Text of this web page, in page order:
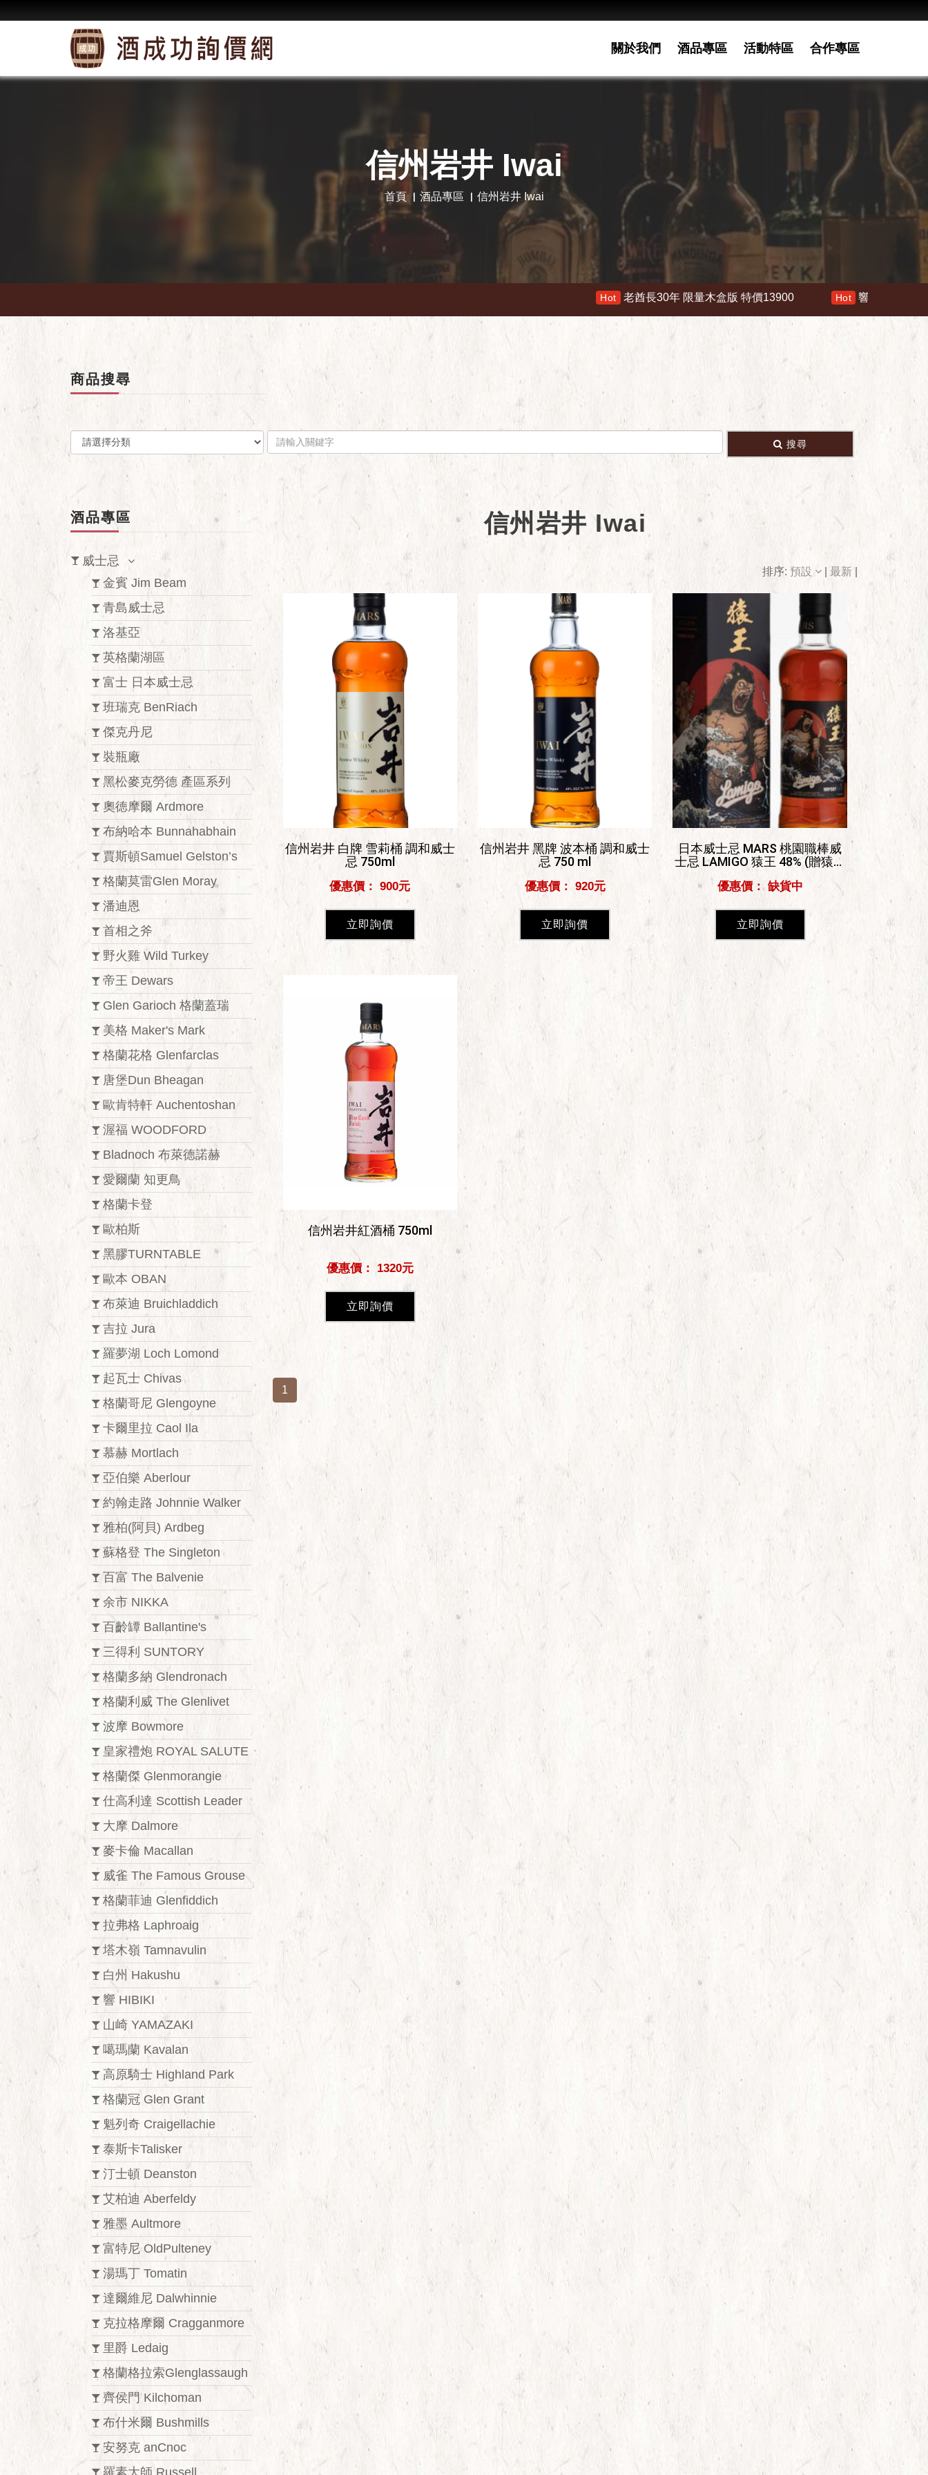
關於我們 酒品專區 活動特區 合作專區
信州岩井 Iwai
首頁 酒品專區 信州岩井 Iwai
老酋長30年 限量木盒版 特價13900 Hot 響 30年 特價 178000
商品搜尋
搜尋
酒品專區
威士忌
金賓 Jim Beam
青島威士忌
洛基亞
英格蘭湖區
富士 日本威士忌
班瑞克 BenRiach
傑克丹尼
裝瓶廠
黑松麥克勞德 產區系列
奧徳摩爾 Ardmore
布納哈本 Bunnahabhain
賈斯頓Samuel Gelston’s
格蘭莫雷Glen Moray
潘迪恩
首相之斧
野火雞 Wild Turkey
帝王 Dewars
Glen Garioch 格蘭蓋瑞
美格 Maker's Mark
格蘭花格 Glenfarclas
唐堡Dun Bheagan
歐肯特軒 Auchentoshan
渥福 WOODFORD
Bladnoch 布萊德諾赫
愛爾蘭 知更鳥
格蘭卡登
歐柏斯
黑膠TURNTABLE
歐本 OBAN
布萊迪 Bruichladdich
吉拉 Jura
羅夢湖 Loch Lomond
起瓦士 Chivas
格蘭哥尼 Glengoyne
卡爾里拉 Caol Ila
慕赫 Mortlach
亞伯樂 Aberlour
約翰走路 Johnnie Walker
雅柏(阿貝) Ardbeg
蘇格登 The Singleton
百富 The Balvenie
余市 NIKKA
百齡罈 Ballantine's
三得利 SUNTORY
格蘭多納 Glendronach
格蘭利威 The Glenlivet
波摩 Bowmore
皇家禮炮 ROYAL SALUTE
格蘭傑 Glenmorangie
仕高利達 Scottish Leader
大摩 Dalmore
麥卡倫 Macallan
威雀 The Famous Grouse
格蘭菲迪 Glenfiddich
拉弗格 Laphroaig
塔木嶺 Tamnavulin
白州 Hakushu
響 HIBIKI
山崎 YAMAZAKI
噶瑪蘭 Kavalan
高原騎士 Highland Park
格蘭冠 Glen Grant
魁列奇 Craigellachie
泰斯卡Talisker
汀士頓 Deanston
艾柏迪 Aberfeldy
雅墨 Aultmore
富特尼 OldPulteney
湯瑪丁 Tomatin
達爾維尼 Dalwhinnie
克拉格摩爾 Cragganmore
里爵 Ledaig
格蘭格拉索Glenglassaugh
齊侯門 Kilchoman
布什米爾 Bushmills
安努克 anCnoc
羅素大師 Russell
信州岩井 Iwai
排序: 預設 最新
信州岩井 白牌 雪莉桶 調和威士
忌 750ml
優惠價： 900元
立即詢價
信州岩井 黑牌 波本桶 調和威士
忌 750 ml
優惠價： 920元
立即詢價
日本威士忌 MARS 桃園職棒威
士忌 LAMIGO 猿王 48% (贈猿王
優惠價： 缺貨中
立即詢價
信州岩井紅酒桶 750ml
優惠價： 1320元
立即詢價
1